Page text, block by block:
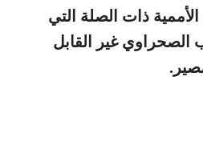
ذات الصلة التي
غير القابل